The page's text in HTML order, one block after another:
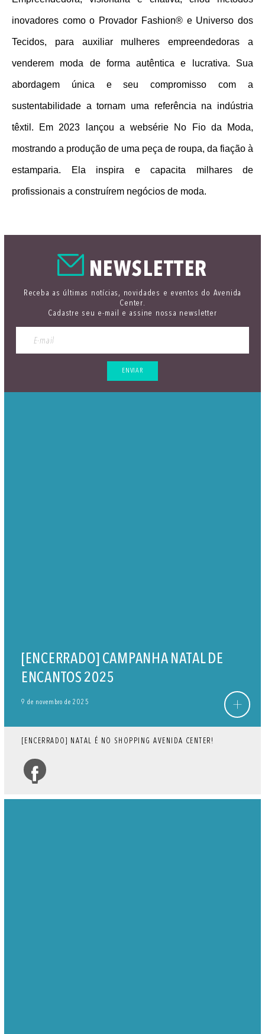
inovadores como o Provador Fashion® e Universo dos
Tecidos, para auxiliar mulheres empreendedoras a
venderem moda de forma autêntica e lucrativa. Sua
abordagem única e seu compromisso com a
sustentabilidade a tornam uma referência na indústria
têxtil. Em 2023 lançou a websérie No Fio da Moda,
mostrando a produção de uma peça de roupa, da fiação à
estamparia. Ela inspira e capacita milhares de
profissionais a construírem negócios de moda.
NEWSLETTER
Receba as últimas notícias, novidades e eventos do Avenida
Center.
Cadastre seu e-mail e assine nossa newsletter
ENVIAR
[ENCERRADO] CAMPANHA NATAL DE
ENCANTOS 2025
+
9 de novembro de 2025
[ENCERRADO] NATAL É NO SHOPPING AVENIDA CENTER!